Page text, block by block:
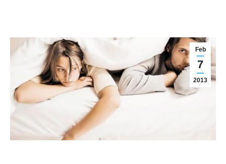
Feb
7
2013